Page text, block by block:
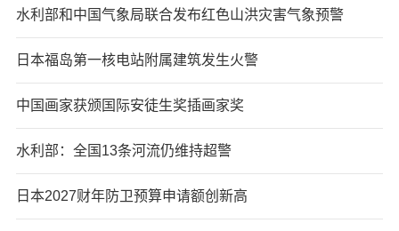
水利部和中国气象局联合发布红色山洪灾害气象预警
日本福岛第一核电站附属建筑发生火警
中国画家获颁国际安徒生奖插画家奖
水利部：全国13条河流仍维持超警
日本2027财年防卫预算申请额创新高